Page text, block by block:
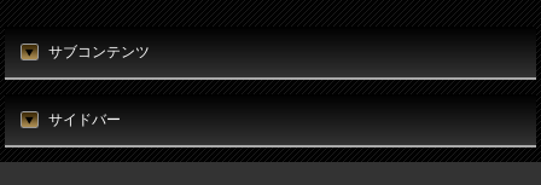
サブコンテンツ
サイドバー